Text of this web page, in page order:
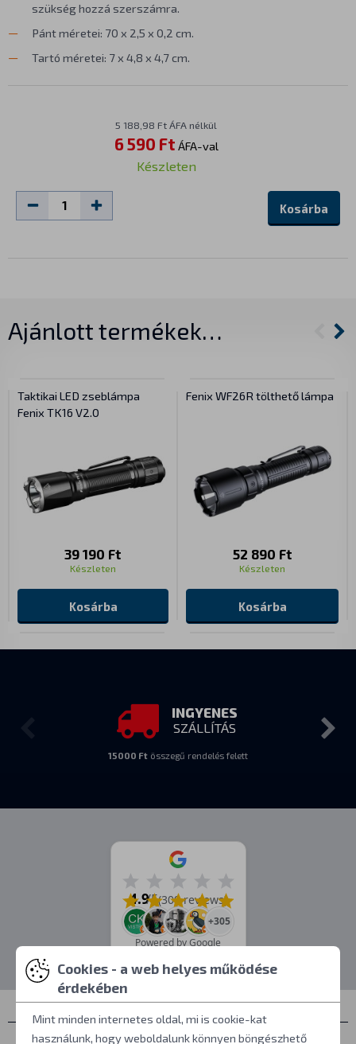
szükség hozzá szerszámra.
Pánt méretei: 70 x 2,5 x 0,2 cm.
Tartó méretei: 7 x 4,8 x 4,7 cm.
5 188,98 Ft ÁFA nélkül
6 590 Ft ÁFA-val
Készleten
Kosárba
Ajánlott termékek…
Taktikai LED zseblámpa
Fenix TK16 V2.0
39 190 Ft
Készleten
Kosárba
Fenix WF26R tölthető lámpa
52 890 Ft
Készleten
Kosárba
INGYENES
SZÁLLÍTÁS
15000 Ft összegű rendelés felett
4.9/5(309 reviews)
+305
Powered by Google
Cookies - a web helyes működése
érdekében
Mint minden internetes oldal, mi is cookie-kat
használunk, hogy weboldalunk könnyen böngészhető